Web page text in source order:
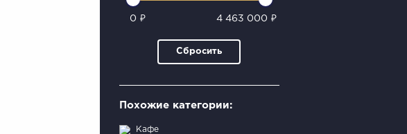
0 ₽ 4 463 000 ₽
Сбросить
Похожие категории:
Кафе